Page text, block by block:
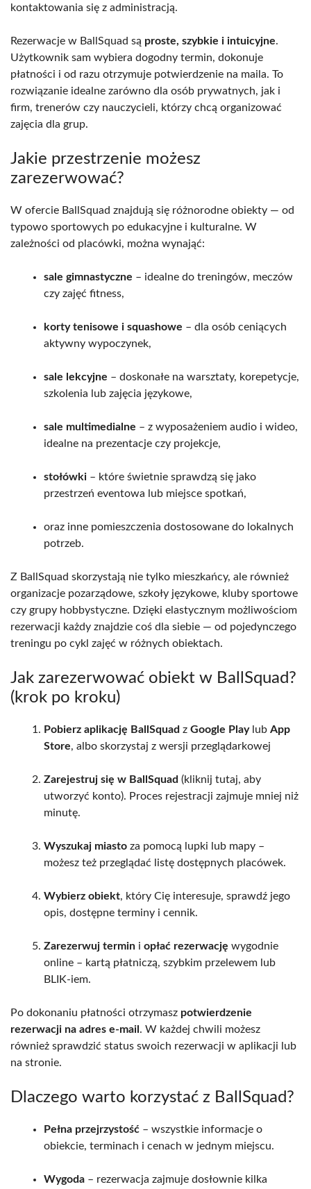
kontaktowania się z administracją.
Rezerwacje w BallSquad są proste, szybkie i intuicyjne.
Użytkownik sam wybiera dogodny termin, dokonuje
płatności i od razu otrzymuje potwierdzenie na maila. To
rozwiązanie idealne zarówno dla osób prywatnych, jak i
firm, trenerów czy nauczycieli, którzy chcą organizować
zajęcia dla grup.
Jakie przestrzenie możesz
zarezerwować?
W ofercie BallSquad znajdują się różnorodne obiekty — od
typowo sportowych po edukacyjne i kulturalne. W
zależności od placówki, można wynająć:
sale gimnastyczne – idealne do treningów, meczów
czy zajęć fitness,
korty tenisowe i squashowe – dla osób ceniących
aktywny wypoczynek,
sale lekcyjne – doskonałe na warsztaty, korepetycje,
szkolenia lub zajęcia językowe,
sale multimedialne – z wyposażeniem audio i wideo,
idealne na prezentacje czy projekcje,
stołówki – które świetnie sprawdzą się jako
przestrzeń eventowa lub miejsce spotkań,
oraz inne pomieszczenia dostosowane do lokalnych
potrzeb.
Z BallSquad skorzystają nie tylko mieszkańcy, ale również
organizacje pozarządowe, szkoły językowe, kluby sportowe
czy grupy hobbystyczne. Dzięki elastycznym możliwościom
rezerwacji każdy znajdzie coś dla siebie — od pojedynczego
treningu po cykl zajęć w różnych obiektach.
Jak zarezerwować obiekt w BallSquad?
(krok po kroku)
Pobierz aplikację BallSquad z Google Playlub App
Store, albo skorzystaj z wersji przeglądarkowej
Zarejestruj się w BallSquad (kliknij tutaj, aby
utworzyć konto). Proces rejestracji zajmuje mniej niż
minutę.
Wyszukaj miasto za pomocą lupki lub mapy –
możesz też przeglądać listę dostępnych placówek.
Wybierz obiekt, który Cię interesuje, sprawdź jego
opis, dostępne terminy i cennik.
Zarezerwuj termin i opłać rezerwację wygodnie
online – kartą płatniczą, szybkim przelewem lub
BLIK-iem.
Po dokonaniu płatności otrzymasz potwierdzenie
rezerwacji na adres e-mail . W każdej chwili możesz
również sprawdzić status swoich rezerwacji w aplikacji lub
na stronie.
Dlaczego warto korzystać z BallSquad?
Pełna przejrzystość – wszystkie informacje o
obiekcie, terminach i cenach w jednym miejscu.
Wygoda – rezerwacja zajmuje dosłownie kilka